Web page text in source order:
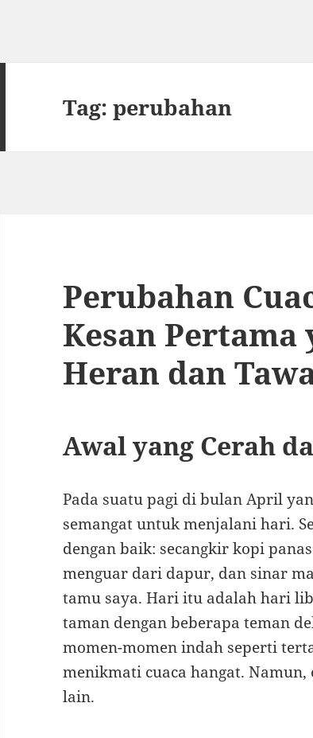
Tag:perubahan
Perubahan
Kesan
Heran dan
Awal yang Cerah
Pada suatu pagi di bulan April
semangat untuk menjalani hari.
dengan baik: secangkir kopi
menguar dari dapur, dan sinar
tamu saya. Hari itu adalah hari
taman dengan beberapa teman
momen-momen indah seperti
menikmati cuaca hangat.
lain.